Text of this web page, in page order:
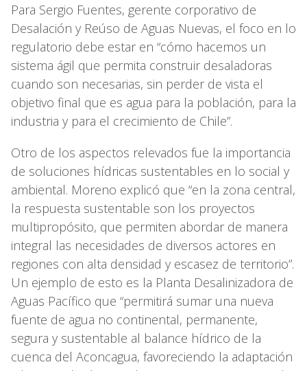
Para Sergio Fuentes, gerente corporativo de
Desalación y Reúso de Aguas Nuevas, el foco en lo
regulatorio debe estar en “cómo hacemos un
sistema ágil que permita construir desaladoras
cuando son necesarias, sin perder de vista el
objetivo final que es agua para la población, para la
industria y para el crecimiento de Chile”.
Otro de los aspectos relevados fue la importancia
de soluciones hídricas sustentables en lo social y
ambiental. Moreno explicó que “en la zona central,
la respuesta sustentable son los proyectos
multipropósito, que permiten abordar de manera
integral las necesidades de diversos actores en
regiones con alta densidad y escasez de territorio”.
Un ejemplo de esto es la Planta Desalinizadora de
Aguas Pacífico que “permitirá sumar una nueva
fuente de agua no continental, permanente,
segura y sustentable al balance hídrico de la
cuenca del Aconcagua, favoreciendo la adaptación